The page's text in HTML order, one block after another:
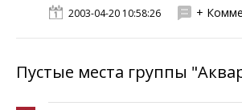
2003-04-20 10:58:26 +
Пустые места группы